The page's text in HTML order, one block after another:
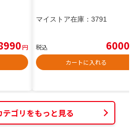
円
マイストア在庫： 3791
税込 6000
カートに入れる
テゴリをもっと見る